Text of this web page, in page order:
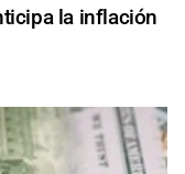
la inflación